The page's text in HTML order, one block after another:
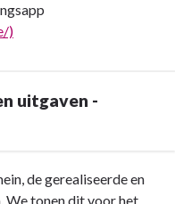
)
uitgaven -
de gerealiseerde en
We tonen dit voor het